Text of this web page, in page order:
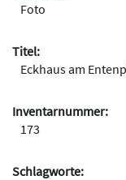
Foto
Titel:
Eckhaus am
Inventarnummer:
173
Schlagworte: